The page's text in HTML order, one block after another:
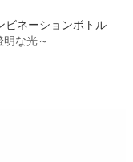
ビネーションボトル
な光～